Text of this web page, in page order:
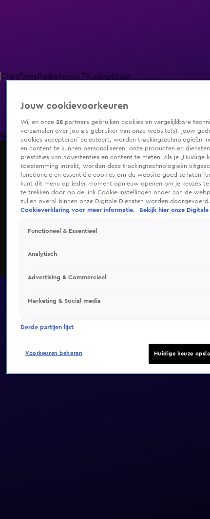
ClipsFilms RadioSmart TV inlogShop
De OranjezomerLivestreamsShop
Jouw cookievoorkeuren
Wij en onze 28 partners gebruiken cookies en vergelijkbare
verzamelen over jou als gebruiker van onze website(s), jouw
cookies accepteren” selecteert, worden trackingtechnologieën
en content te kunnen personaliseren, onze producten en
prestaties van advertenties en content te meten. Als je „Huidige
toestemming intrekt, worden deze trackingtechnologieën
functionele en essentiële cookies om de website goed te laten
kunt dit menu op ieder moment opnieuw openen om je keuzes
te trekken door op de link Cookie-instellingen onder aan de
zullen overal binnen onze Digitale Diensten worden doorgevoerd.
Cookieverklaring voor meer informatie.
Bekijk hier onze Digitale
Functioneel & Essentieel
Analytisch
Advertising & Commercieel
Marketing & Social media
Derde partijen lijst
Voorkeuren beheren Huidige keuze